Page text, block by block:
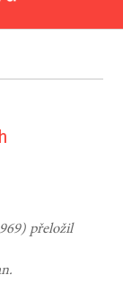
přeložil